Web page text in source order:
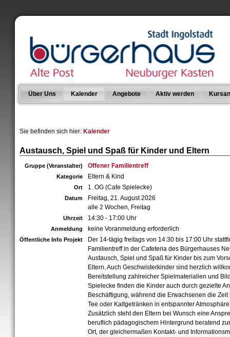
Über Uns Kalender Angebote Aktiv werden
Sie befinden sich hier: Kalender
Austausch, Spiel und Spaß für Kinder und Eltern
Gruppe (Veranstalter) Offener Familientreff
Kategorie Eltern & Kind
Ort 1. OG (Cafe Spielecke)
Datum
Freitag, 21. August 2026
alle 2 Wochen, Freitag
Uhrzeit 14:30 - 17:00 Uhr
Anmeldung keine Voranmeldung erforderlich
Öffentliche Info Projekt
Der 14-tägig freitags von 14:30 bis 17:00 Uhr
Familientreff in der Cafeteria des Bürgerhauses
Austausch, Spiel und Spaß für Kinder bis zum
Eltern. Auch Geschwisterkinder sind herzlich
Bereitstellung zahlreicher Spielmaterialien und
Spielecke finden die Kinder auch durch gezielte
Beschäftigung, während die Erwachsenen die
Tee oder Kaltgetränken in entspannter
Zusätzlich steht den Eltern bei Wunsch eine
beruflich pädagogischem Hintergrund beratend
Ort, der gleichermaßen Kontakt- und